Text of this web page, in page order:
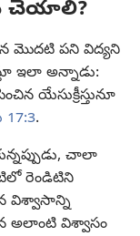
చేయాలి?
మొదటి పని విద్యని
ఇలా అన్నాడు:
యేసుక్రీస్తునూ
.
చాలా
రెండిటిని
అలాంటి విశ్వాసం